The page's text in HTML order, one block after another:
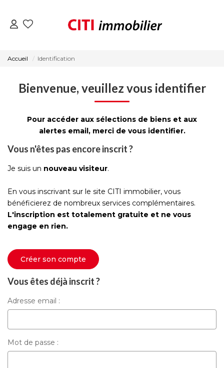
ACTUALITÉS
CONTACT
Accueil Identification
Bienvenue, veuillez vous identifier
Pour accéder aux sélections de biens et aux
alertes email, merci de vous identifier.
Vous n'êtes pas encore inscrit ?
Je suis un nouveau visiteur.
En vous inscrivant sur le site CITI immobilier, vous
bénéficierez de nombreux services complémentaires.
L'inscription est totalement gratuite et ne vous
engage en rien.
Créer son compte
Vous êtes déjà inscrit ?
Adresse email :
Mot de passe :